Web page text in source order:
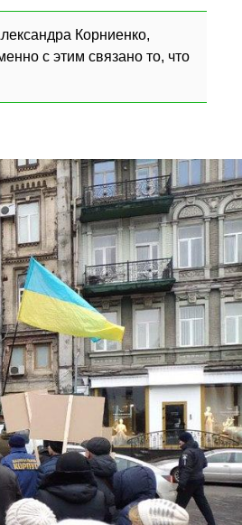
Корниенко,
с этим связано то, что